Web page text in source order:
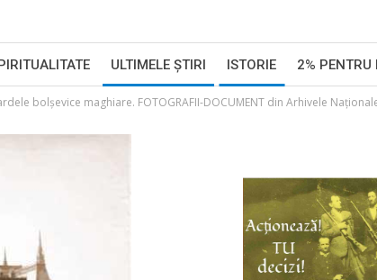
ULTIMELE ŞTIRI ISTORIE 2% PENTRU
bolşevice maghiare. FOTOGRAFII-DOCUMENT din Arhivele